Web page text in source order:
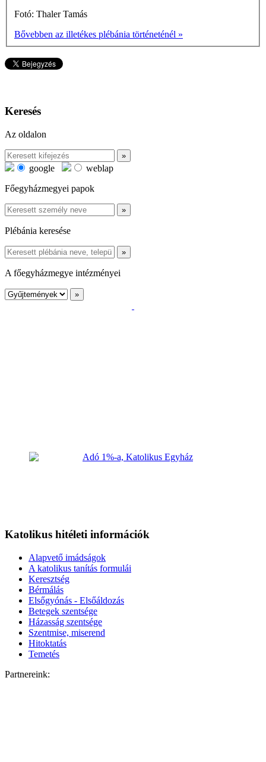
Fotó: Thaler Tamás
Bővebben az illetékes plébánia történeténél »
Keresés
Az oldalon
google
weblap
Főegyházmegyei papok
Plébánia keresése
A főegyházmegye intézményei
Katolikus hitéleti információk
Alapvető imádságok
A katolikus tanítás formulái
Keresztség
Bérmálás
Elsőgyónás - Elsőáldozás
Betegek szentsége
Házasság szentsége
Szentmise, miserend
Hitoktatás
Temetés
Partnereink: